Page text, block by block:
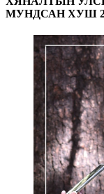
МУНДСАН ХУШ